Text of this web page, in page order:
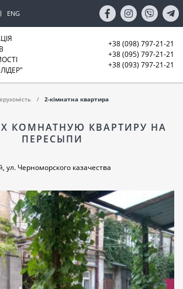
ENG
+38 (098) 797-21-21
+38 (095) 797-21-21
+38 (093) 797-21-21
2-кімнатна квартира
КОМНАТНУЮ КВАРТИРУ НА
ПЕРЕСЫПИ
ул. Черноморского казачества